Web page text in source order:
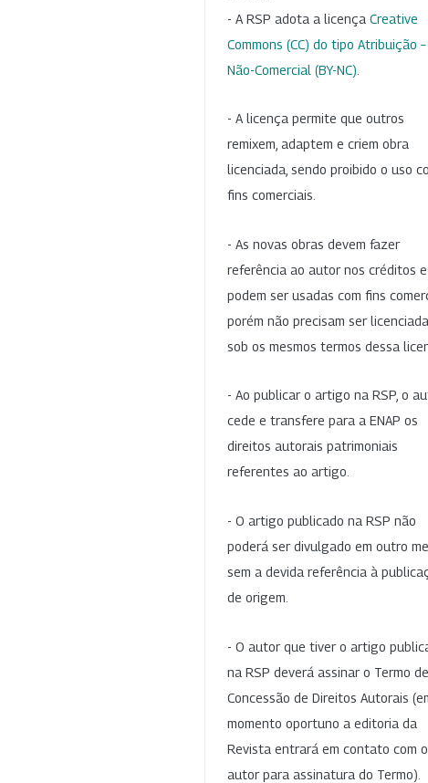
- A RSP adota a licença Creative
Commons (CC) do tipo Atribuição –
Não-Comercial (BY-NC)
- A licença permite que outros
remixem, adaptem e criem obra
licenciada, sendo proibido o uso
fins comerciais.
- As novas obras devem fazer
referência ao autor nos créditos
podem ser usadas com fins
porém não precisam ser
sob os mesmos termos dessa
- Ao publicar o artigo na RSP, o
cede e transfere para a ENAP os
direitos autorais patrimoniais
referentes ao artigo.
- O artigo publicado na RSP não
poderá ser divulgado em outro
sem a devida referência à
de origem.
- O autor que tiver o artigo
na RSP deverá assinar o Termo de
Concessão de Direitos Autorais
momento oportuno a editoria da
Revista entrará em contato com o
autor para assinatura do Termo).